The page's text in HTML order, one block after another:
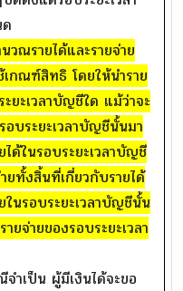
วณรายได้และรายจ่าย
กณฑ์สิทธิ โดยให้นำราย
ยะเวลาบัญชีใด แม้ว่าจะ
อบระยะเวลาบัญชีนั้นมา
ด้ในรอบระยะเวลาบัญชี
ยทั้งสิ้นที่เกี่ยวกับรายได้
นรอบระยะเวลาบัญชีนั้น
ยจ่ายของรอบระยะเวลา
ผู้มีเงินได้จะขอ